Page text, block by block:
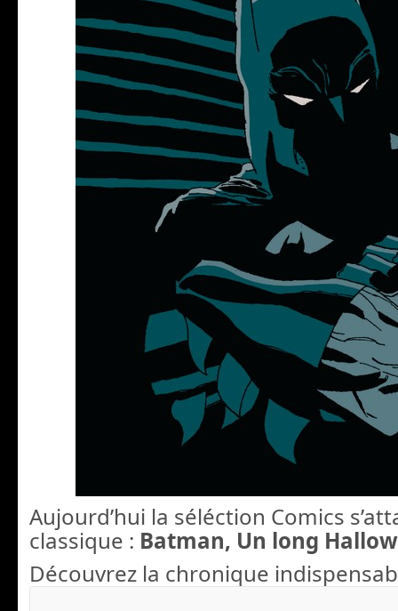
Aujourd’hui la séléction Comics
classique : Batman, Un long
Découvrez la chronique